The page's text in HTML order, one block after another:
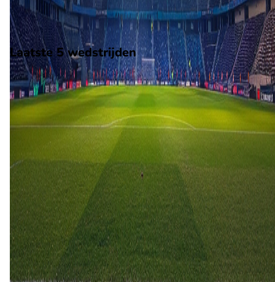
LaLiga2.
Stadion: JP Financial Estadio
Scheidsrechter: Onbekend
Laatste 5 wedstrijden
H2H
Cadiz
Leganés
24 mei2026
Cadiz
30
22 aug
Leganés
Cadiz
1
1
28 mrt2004
Leganés